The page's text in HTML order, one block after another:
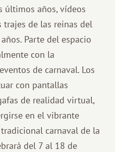
últimos años, vídeos
de las reinas del
Parte del espacio
con la
de carnaval. Los
con pantallas
de realidad virtual,
en el vibrante
carnaval de la
del 7 al 18 de